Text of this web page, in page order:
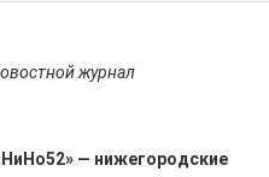
журнал
— нижегородские